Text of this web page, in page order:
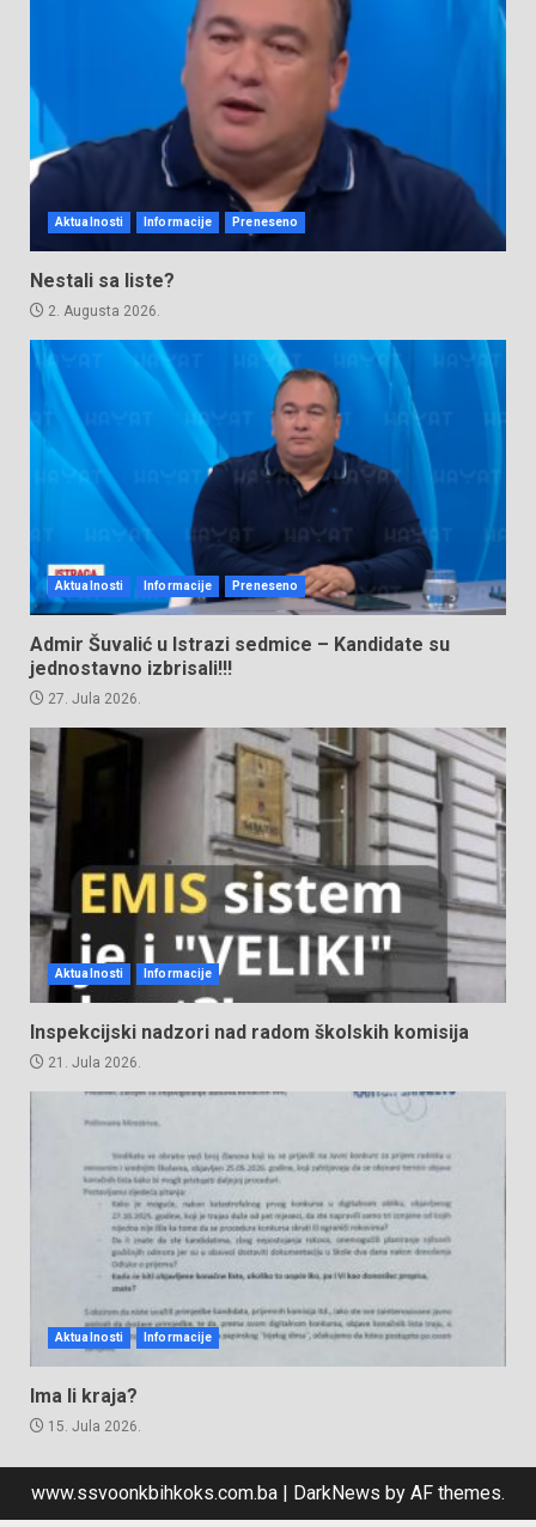
Aktualnosti Informacije Preneseno
Nestali sa liste?
2. Augusta 2026.
Aktualnosti Informacije Preneseno
Admir Šuvalić u Istrazi sedmice – Kandidate su
jednostavno izbrisali!!!
27. Jula 2026.
Aktualnosti Informacije
Inspekcijski nadzori nad radom školskih komisija
21. Jula 2026.
Aktualnosti Informacije
Ima li kraja?
15. Jula 2026.
www.ssvoonkbihkoks.com.ba DarkNews by AF themes.